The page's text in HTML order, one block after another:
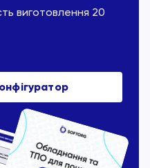
виготовлення 20